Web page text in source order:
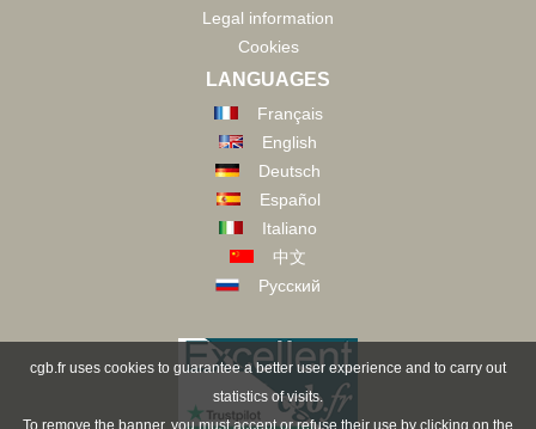
Legal information
Cookies
LANGUAGES
Français
English
Deutsch
Español
Italiano
中文
Русский
cgb.fr uses cookies to guarantee a better user experience and to carry out
statistics of visits.